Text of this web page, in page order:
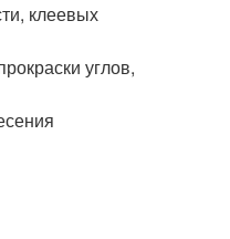
клеевых
углов,